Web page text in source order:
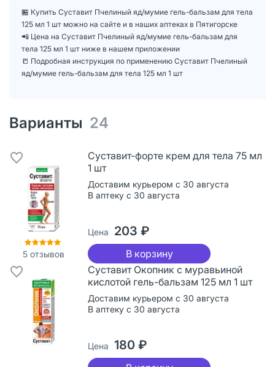
🏪 Купить Суставит Пчелиный яд/мумие гель-бальзам для тела
125 мл 1 шт можно на сайте и в наших аптеках в Пятигорске
📲 Цена на Суставит Пчелиный яд/мумие гель-бальзам для
тела 125 мл 1 шт ниже в нашем приложении
📒 Подробная инструкция по применению Суставит Пчелиный
яд/мумие гель-бальзам для тела 125 мл 1 шт
Варианты 24
5 отзывов
Суставит-форте крем для тела 75 мл
1 шт
Доставим курьером с 30 августа
В аптеку с 30 августа
Цена 203 ₽
В корзину
Суставит Окопник с муравьиной
кислотой гель-бальзам 125 мл 1 шт
Доставим курьером с 30 августа
В аптеку с 30 августа
Цена 180 ₽